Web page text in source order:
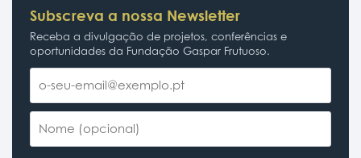
Subscreva a nossa Newsletter
Receba a divulgação de projetos, conferências e
oportunidades da Fundação Gaspar Frutuoso.